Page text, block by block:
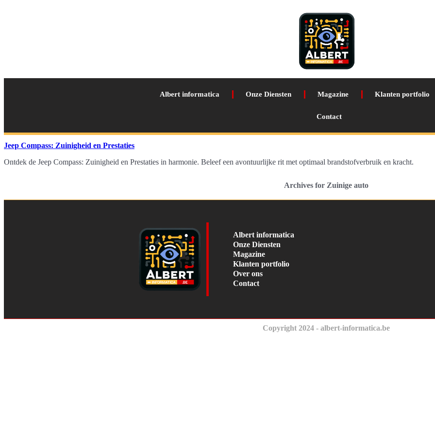
Albert informatica Onze Diensten Magazine Klanten portfolio
Contact
Jeep Compass: Zuinigheid en Prestaties
Ontdek de Jeep Compass: Zuinigheid en Prestaties in harmonie. Beleef een avontuurlijke rit met optimaal brandstofverbruik en kracht.
Archives for Zuinige auto
Albert informatica
Onze Diensten
Magazine
Klanten portfolio
Over ons
Contact
Copyright 2024 - albert-informatica.be